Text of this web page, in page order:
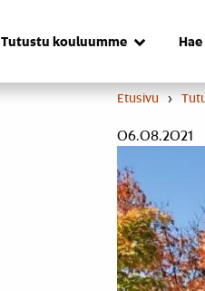
Tutustu kouluumme
Etusivu ›
06.08.2021